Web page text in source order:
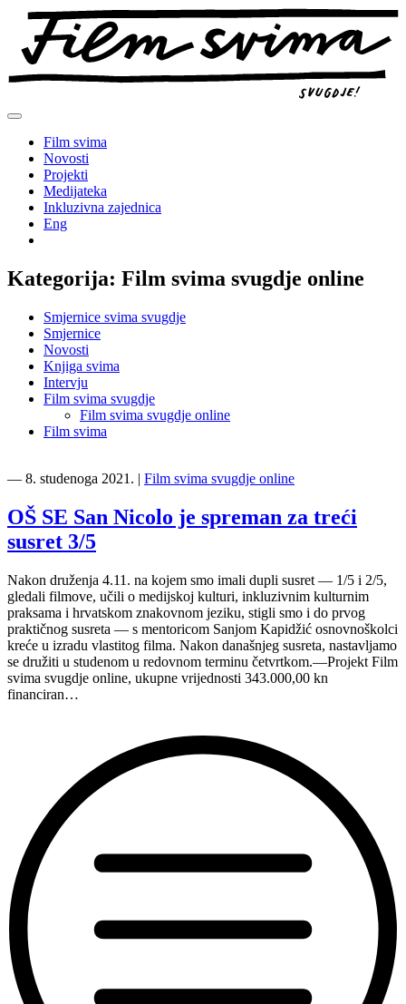
Preskoči
sadržaj
Film svima
Novosti
Projekti
Medijateka
Inkluzivna zajednica
Eng
Kategorija: Film svima svugdje online
Smjernice svima svugdje
Smjernice
Novosti
Knjiga svima
Intervju
Film svima svugdje
Film svima svugdje online
Film svima
― 8. studenoga 2021. | Film svima svugdje online
OŠ SE San Nicolo je spreman za treći
susret 3/5
Nakon druženja 4.11. na kojem smo imali dupli susret — 1/5 i 2/5,
gledali filmove, učili o medijskoj kulturi, inkluzivnim kulturnim
praksama i hrvatskom znakovnom jeziku, stigli smo i do prvog
praktičnog susreta — s mentoricom Sanjom Kapidžić osnovnoškolci
kreće u izradu vlastitog filma. Nakon današnjeg susreta, nastavljamo
se družiti u studenom u redovnom terminu četvrtkom.—Projekt Film
svima svugdje online, ukupne vrijednosti 343.000,00 kn
financiran…